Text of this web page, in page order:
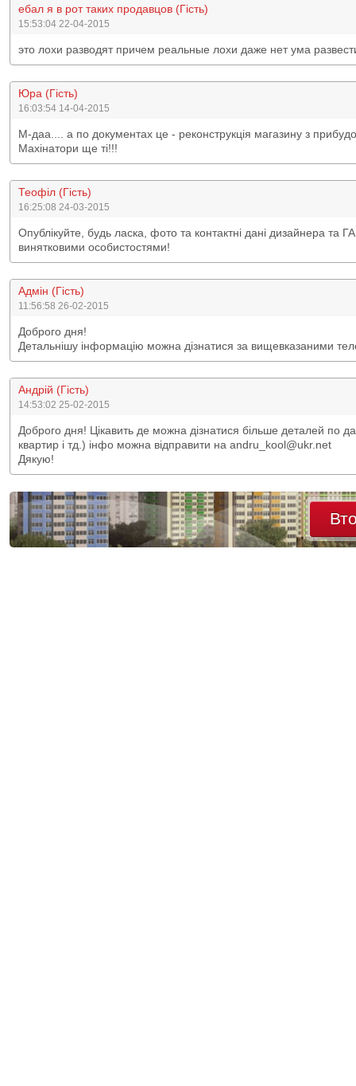
ебал я в рот таких продавцов (Гість)
15:53:04 22-04-2015
это лохи разводят причем реальные лохи даже нет ума
Юра (Гість)
16:03:54 14-04-2015
М-даа.... а по документах це - реконструкція магазину з
Махінатори ще ті!!!
Теофіл (Гість)
16:25:08 24-03-2015
Опублікуйте, будь ласка, фото та контактні дані дизайнера та
винятковими особистостями!
Адмін (Гість)
11:56:58 26-02-2015
Доброго дня!
Детальнішу інформацію можна дізнатися за вищевказаними
Андрій (Гість)
14:53:02 25-02-2015
Доброго дня! Цікавить де можна дізнатися більше деталей по
квартир і тд.) інфо можна відправити на andru_kool@ukr.net
Дякую!